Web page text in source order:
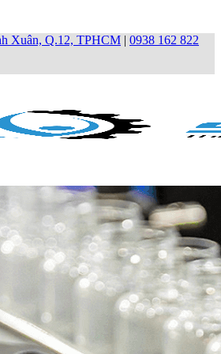
Xuân, Q.12, TPHCM | 0938 162 822